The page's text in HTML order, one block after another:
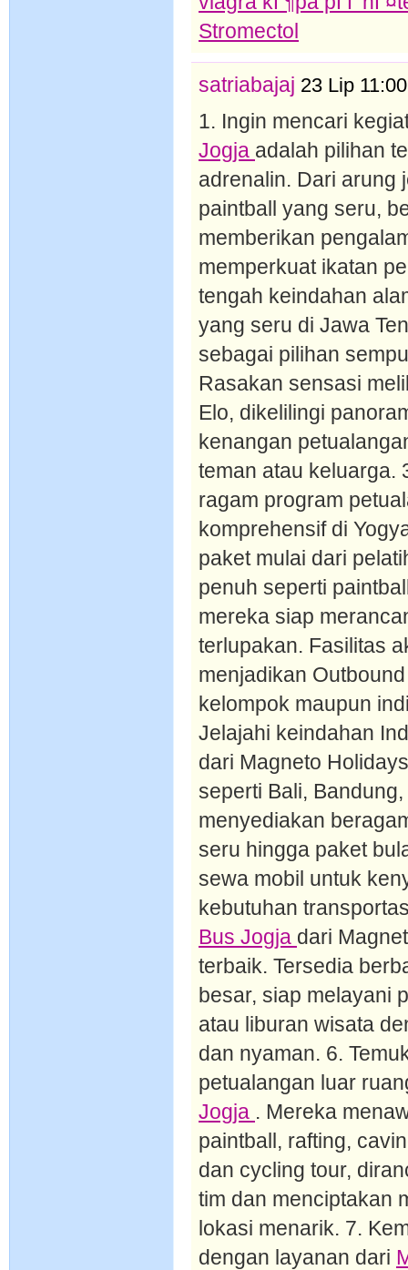
Stromectol
satriabajaj 23 Lip 11:00
1. Ingin mencari
Jogja adalah pilihan
adrenalin. Dari arung
paintball yang seru,
memberikan
memperkuat ikatan
tengah keindahan
yang seru di Jawa
sebagai pilihan
Rasakan sensasi
Elo, dikelilingi
kenangan
teman atau keluarga.
ragam program
komprehensif di
paket mulai dari
penuh seperti
mereka siap
terlupakan. Fasilitas
menjadikan
kelompok maupun
Jelajahi keindahan
dari Magneto
seperti Bali,
menyediakan
seru hingga paket
sewa mobil untuk
kebutuhan
Bus Jogja dari
terbaik. Tersedia
besar, siap melayani
atau liburan wisata
dan nyaman. 6.
petualangan luar
Jogja . Mereka
paintball, rafting,
dan cycling tour,
tim dan menciptakan
lokasi menarik. 7.
dengan layanan dari